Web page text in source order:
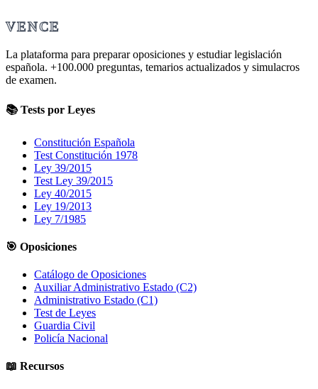
VENCE
La plataforma para preparar oposiciones y estudiar legislación
española. +100.000 preguntas, temarios actualizados y simulacros
de examen.
📚 Tests por Leyes
Constitución Española
Test Constitución 1978
Ley 39/2015
Test Ley 39/2015
Ley 40/2015
Ley 19/2013
Ley 7/1985
🎯 Oposiciones
Catálogo de Oposiciones
Auxiliar Administrativo Estado (C2)
Administrativo Estado (C1)
Test de Leyes
Guardia Civil
Policía Nacional
📖 Recursos